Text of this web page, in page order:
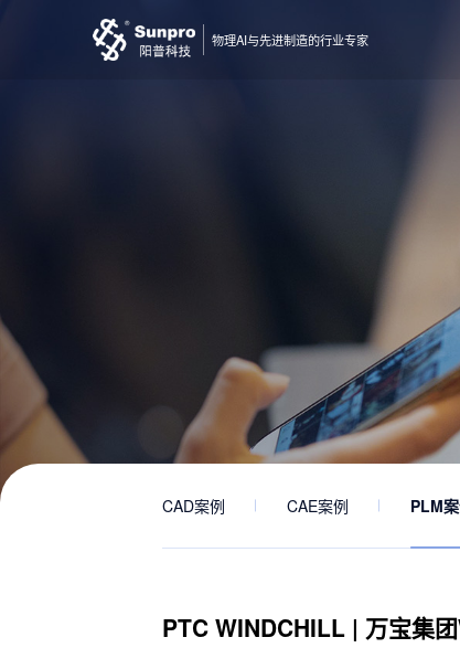
物理AI与先进制造的行业专家
CAD案例 CAE案例 PLM
PTC WINDCHILL | 万宝集